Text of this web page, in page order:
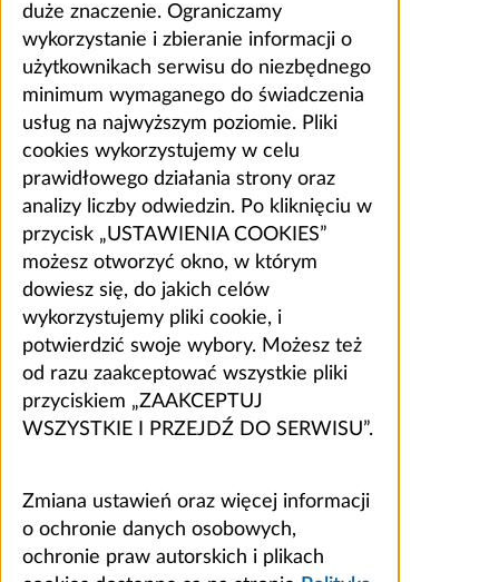
duże znaczenie. Ograniczamy
wykorzystanie i zbieranie informacji o
użytkownikach serwisu do niezbędnego
minimum wymaganego do świadczenia
usług na najwyższym poziomie. Pliki
cookies wykorzystujemy w celu
prawidłowego działania strony oraz
analizy liczby odwiedzin. Po kliknięciu w
przycisk „USTAWIENIA COOKIES”
możesz otworzyć okno, w którym
dowiesz się, do jakich celów
wykorzystujemy pliki cookie, i
potwierdzić swoje wybory. Możesz też
od razu zaakceptować wszystkie pliki
przyciskiem „ZAAKCEPTUJ
WSZYSTKIE I PRZEJDŹ DO SERWISU”.
Zmiana ustawień oraz więcej informacji
o ochronie danych osobowych,
ochronie praw autorskich i plikach